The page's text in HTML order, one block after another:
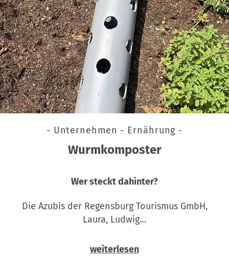
- Unternehmen - Ernährung -
Wurmkomposter
Wer steckt dahinter?
Die Azubis der Regensburg Tourismus GmbH,
Laura, Ludwig…
weiterlesen